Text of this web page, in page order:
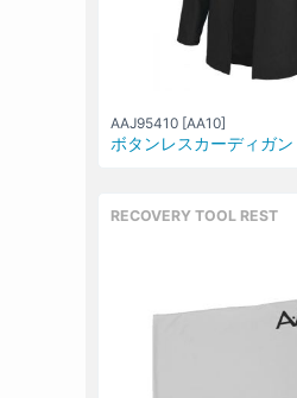
AAJ95410 [AA10]
ボタンレスカーディガン
RECOVERY TOOL REST